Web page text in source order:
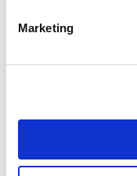
Marketing
maatwerksector. De
kans om een consulent
120
feesten: